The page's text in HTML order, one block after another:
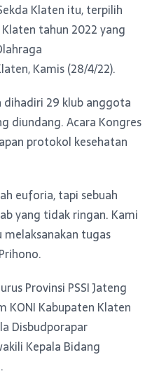
Klaten itu, terpilih
Klaten tahun 2022 yang
Kamis (28/4/22).
dihadiri 29 klub anggota
diundang. Acara Kongres
protokol kesehatan
euforia, tapi sebuah
yang tidak ringan. Kami
tugas
Provinsi PSSI Jateng
KONI Kabupaten Klaten
Disbudporapar
Kepala Bidang